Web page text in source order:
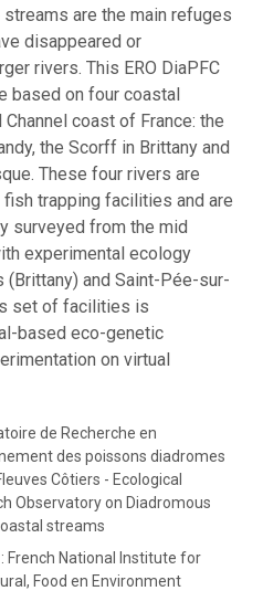
are the main refuges
disappeared or
rivers. This ERO DiaPFC
based on four coastal
coast of France: the
the Scorff in Brittany and
These four rivers are
trapping facilities and are
surveyed from the mid
experimental ecology
and Saint-Pée-sur-
set of facilities is
based eco-genetic
on virtual
de Recherche en
des poissons diadromes
Côtiers - Ecological
Observatory on Diadromous
streams
: French National Institute for
Food en Environment